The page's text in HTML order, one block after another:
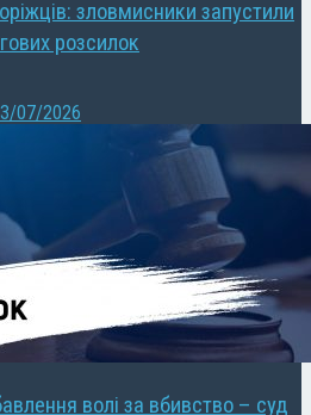
зловмисники запустили
розсилок
07/2026
волі за вбивство – суд